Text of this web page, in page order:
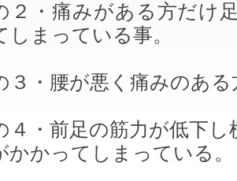
２・痛みがある方だけ
しまっている事。
３・腰が悪く痛みのあ
４・前足の筋力が低下
かかってしまっている。